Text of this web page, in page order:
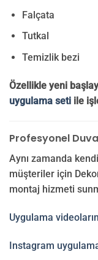
Falçata
Tutkal
Temizlik bezi
Özellikle yeni
uygulama seti ile
Profesyonel
Aynı zamanda
müşteriler için
montaj hizmeti
Uygulama
Instagram